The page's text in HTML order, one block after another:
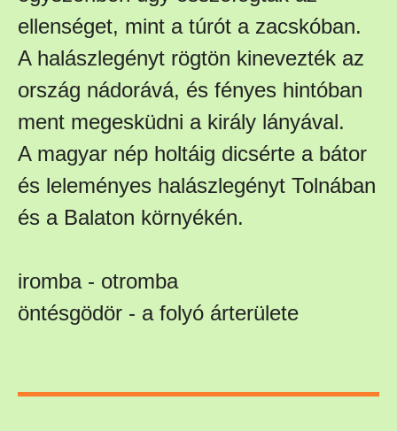
ellenséget, mint a túrót a zacskóban.
A halászlegényt rögtön kinevezték az
ország nádorává, és fényes hintóban
ment megesküdni a király lányával.
A magyar nép holtáig dicsérte a bátor
és leleményes halászlegényt Tolnában
és a Balaton környékén.
iromba - otromba
öntésgödör - a folyó árterülete